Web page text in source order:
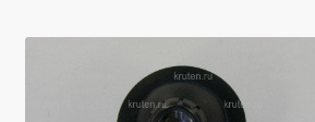
Мой аккаунт
Политика в отношении обработки